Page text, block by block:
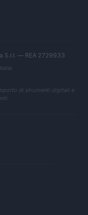
S.r.l. — REA 2729933
di strumenti digitali e